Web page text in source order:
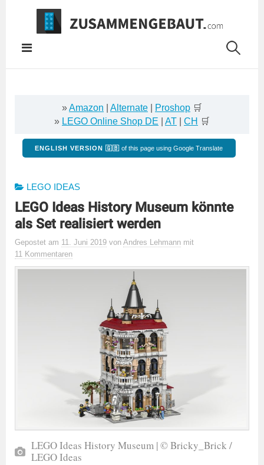
Springe
Inhalt
»Amazon Alternate Proshop 🛒
» LEGO Online Shop DE AT CH 🛒
ENGLISH VERSION 🇬🇧 of this page using Google Translate
LEGO IDEAS
LEGO Ideas History Museum könnte
als Set realisiert werden
Gepostet am 11. Juni 2019 von Andres Lehmann mit
11 Kommentaren
LEGO Ideas History Museum | © Bricky_Brick /
LEGO Ideas